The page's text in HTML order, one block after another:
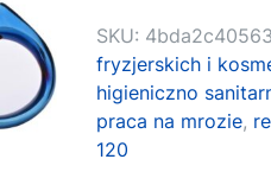
SKU:
fryzjerskich i
higieniczno
praca na mrozie,
120